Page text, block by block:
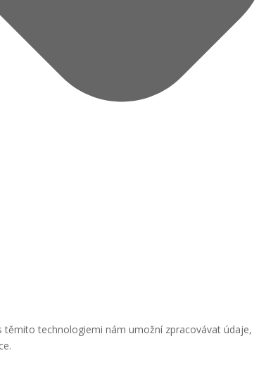
technologiemi nám umožní zpracovávat údaje,